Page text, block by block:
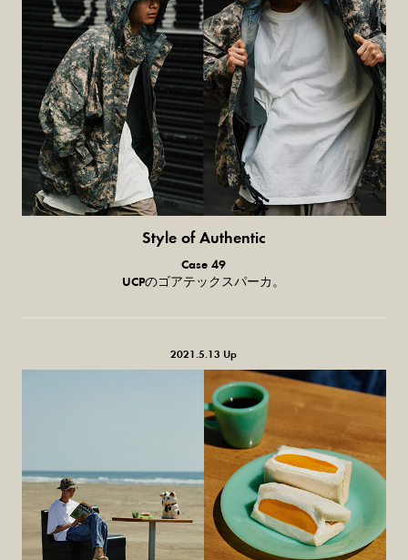
Style of Authentic
普通の服、
普通のスタイル。
Case 49
UCPのゴアテックスパーカ。
2021.5.13 Up